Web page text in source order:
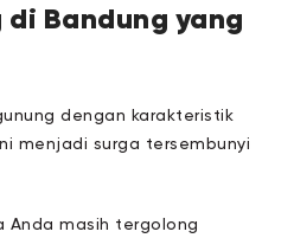
Bandung yang
dengan karakteristik
menjadi surga tersembunyi
Anda masih tergolong